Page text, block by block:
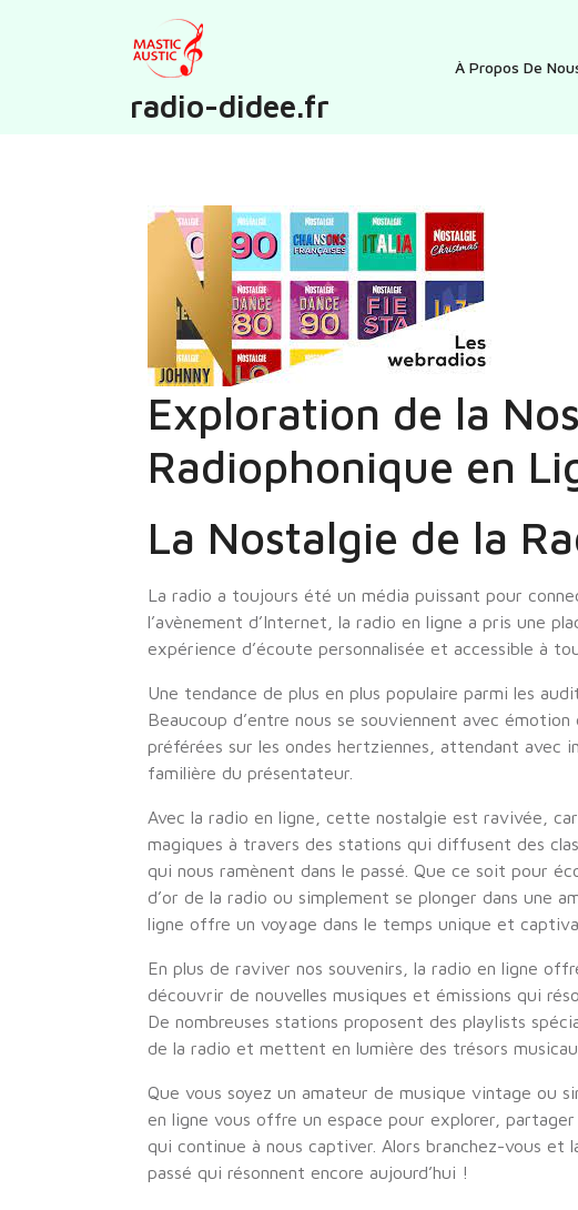
radio-didee.fr
À Propos De
Exploration de la
Radiophonique en
La Nostalgie de la
La radio a toujours été un média puissant pour
l’avènement d’Internet, la radio en ligne a pris une
expérience d’écoute personnalisée et accessible à
Une tendance de plus en plus populaire parmi les
Beaucoup d’entre nous se souviennent avec
préférées sur les ondes hertziennes, attendant avec
familière du présentateur.
Avec la radio en ligne, cette nostalgie est ravivée,
magiques à travers des stations qui diffusent des
qui nous ramènent dans le passé. Que ce soit pour
d’or de la radio ou simplement se plonger dans une
ligne offre un voyage dans le temps unique et
En plus de raviver nos souvenirs, la radio en ligne
découvrir de nouvelles musiques et émissions qui
De nombreuses stations proposent des playlists
de la radio et mettent en lumière des trésors
Que vous soyez un amateur de musique vintage ou
en ligne vous offre un espace pour explorer,
qui continue à nous captiver. Alors branchez-vous et
passé qui résonnent encore aujourd’hui !